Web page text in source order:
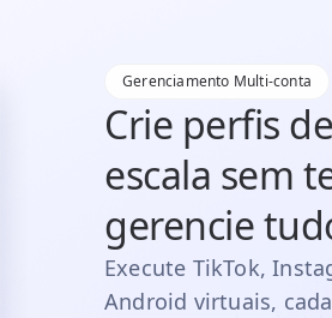
Gerenciamento Multi-conta
Crie perfis
escala sem
gerencie
Execute TikTok,
Android virtuais,